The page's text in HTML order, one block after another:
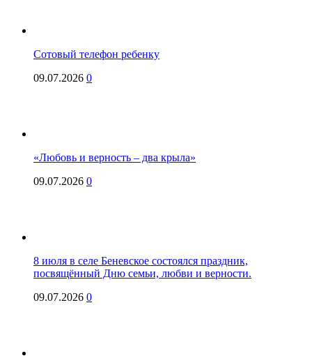
Сотовый телефон ребенку
09.07.2026 0
«Любовь и верность – два крыла»
09.07.2026 0
8 июля в селе Беневское состоялся праздник,
посвящённый Дню семьи, любви и верности.
09.07.2026 0